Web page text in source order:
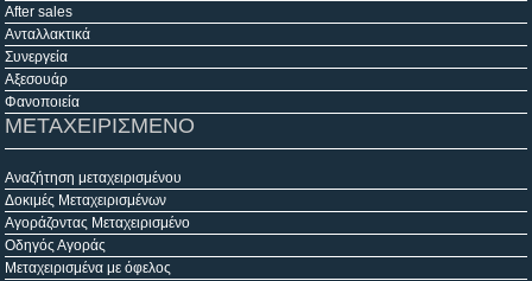
After sales
Ανταλλακτικά
Συνεργεία
Αξεσουάρ
Φανοποιεία
ΜΕΤΑΧΕΙΡΙΣΜΕΝΟ
Αναζήτηση μεταχειρισμένου
Δοκιμές Μεταχειρισμένων
Αγοράζοντας Μεταχειρισμένο
Οδηγός Αγοράς
Μεταχειρισμένα με όφελος